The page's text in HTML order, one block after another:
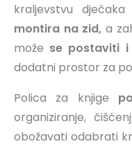
kraljevstvu
montira na zid, a
može se postaviti
dodatni prostor za
Polica za knjige
organiziranje,
obožavati odabrati